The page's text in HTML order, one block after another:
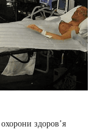
здоров’я